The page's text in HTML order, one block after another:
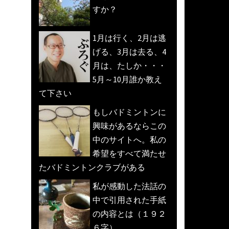
すか？
1月は行く、2月は逃
げる、3月は去る、4
月は、たしか・・・
5月～10月誰か教え
て下さい
もしバドミントンに
興味があるならこの
中のサイトへ。私の
希望をすべて満たせ
たバドミントンクラブがある
私が感動した法話の
中で引用された手紙
の内容とは（１９２